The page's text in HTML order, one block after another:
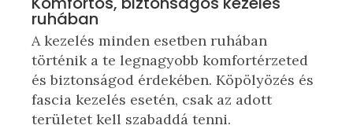
ruhában
A kezelés minden esetben ruhában
történik a te legnagyobb komfortérzeted
és biztonságod érdekében. Köpölyözés és
fascia kezelés esetén, csak az adott
területet kell szabaddá tenni.